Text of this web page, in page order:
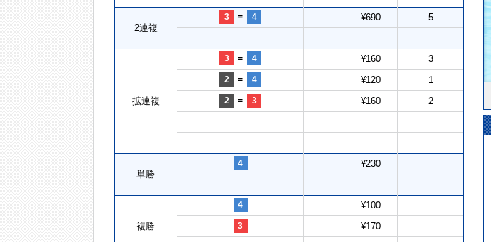
2連複
3 = 4 ¥690 5
拡連複
3 = 4 ¥160 3
2 = 4 ¥120 1
2 = 3 ¥160 2
単勝
4 ¥230
複勝
4 ¥100
3 ¥170